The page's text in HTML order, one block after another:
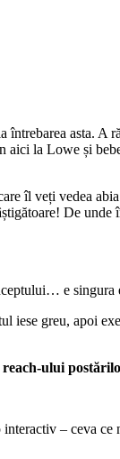
întrebarea asta.
la Lowe și
îl veți vedea
De unde
e singura
greu, apoi
ului
– ceva ce